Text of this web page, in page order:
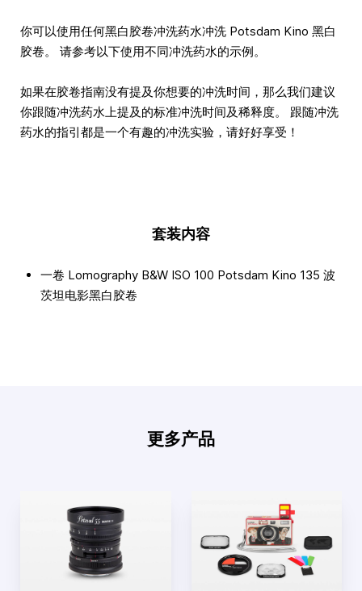
你可以使用任何黑白胶卷冲洗药水冲洗 Potsdam Kino 黑白
胶卷。 请参考以下使用不同冲洗药水的示例。
如果在胶卷指南没有提及你想要的冲洗时间，那么我们建议
你跟随冲洗药水上提及的标准冲洗时间及稀释度。 跟随冲洗
药水的指引都是一个有趣的冲洗实验，请好好享受！
套装内容
一卷 Lomography B&W ISO 100 Potsdam Kino 135 波
茨坦电影黑白胶卷
更多产品